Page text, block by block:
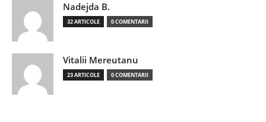
Nadejda B.
32 ARTICOLE 0 COMENTARII
Vitalii Mereutanu
23 ARTICOLE 0 COMENTARII